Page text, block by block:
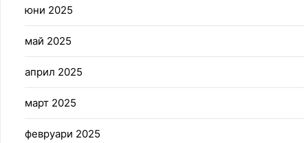
юни 2025
май 2025
април 2025
март 2025
февруари 2025